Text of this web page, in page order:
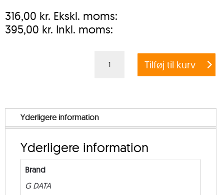
316,00 kr. Ekskl. moms:
395,00 kr. Inkl. moms:
BUSINESS
+
MAIL
Tilføj til kurv
Yderligere information
Yderligere information
Brand
G DATA